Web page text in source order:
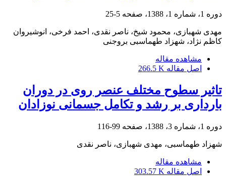
دوره 1، شماره 1، 1388، صفحه 5-25
مهدی شهبازی، محمود شیخ، ناصر نقدی، احمد فرخی، انوشیروان
کاظم نژاد، شهزاد طهماسبی بروجنی
مشاهده مقاله
اصل مقاله 266.5 K
تاثیر سطوح مختلف عنصر روی در دوران
بارداری بر رشد و تکامل جسمانی نوزادان
دوره 1، شماره 3، 1388، صفحه 99-116
شهزاد طهماسبی، مهدی شهبازی، ناصر نقدی
مشاهده مقاله
اصل مقاله 303.57 K